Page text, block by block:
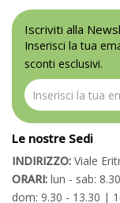
Iscriviti alla
Inserisci la tua
sconti esclusivi.
Le nostre Sedi
INDIRIZZO: Viale
ORARI: lun - sab:
dom: 9.30 - 13.30 |